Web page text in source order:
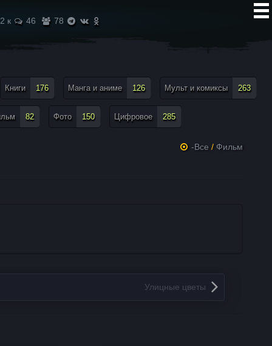
2 к 46 78
Книги 176 Манга и аниме 126 Мульт и комиксы 263
82 Фото 150 Цифровое 285
-Все / Фильм
Улицные цветы